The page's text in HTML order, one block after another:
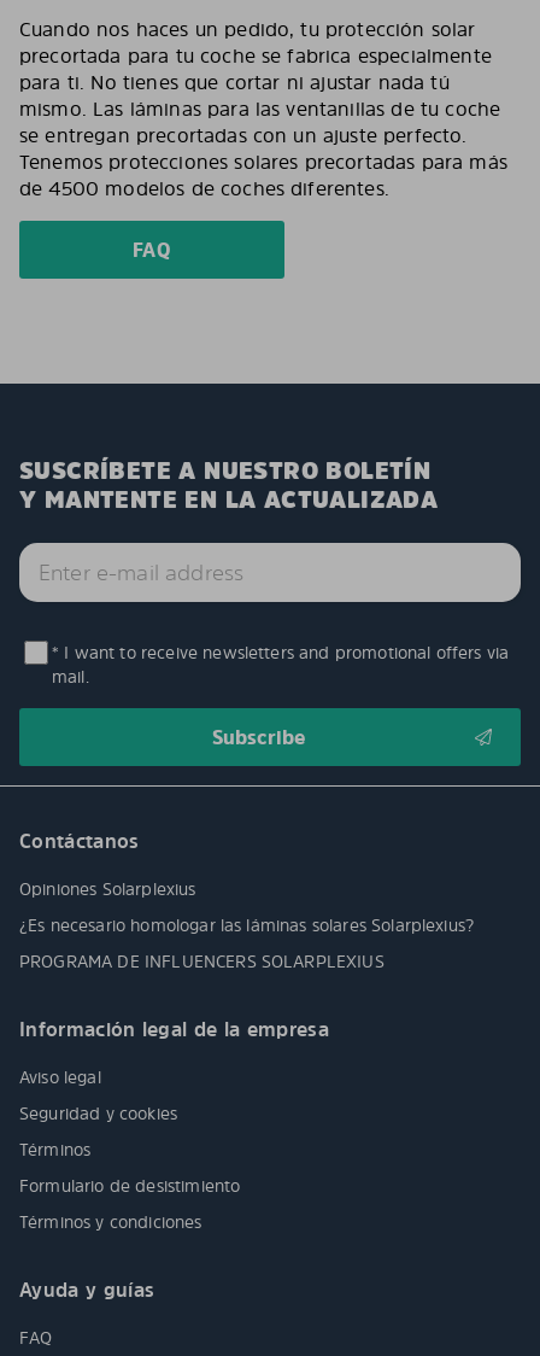
Cuando nos haces un pedido, tu protección solar
precortada para tu coche se fabrica especialmente
para ti. No tienes que cortar ni ajustar nada tú
mismo. Las láminas para las ventanillas de tu coche
se entregan precortadas con un ajuste perfecto.
Tenemos protecciones solares precortadas para más
de 4500 modelos de coches diferentes.
FAQ
SUSCRÍBETE A NUESTRO BOLETÍN
Y MANTENTE EN LA ACTUALIZADA
* I want to receive newsletters and promotional offers via
mail.
Contáctanos
Opiniones Solarplexius
¿Es necesario homologar las láminas solares Solarplexius?
PROGRAMA DE INFLUENCERS SOLARPLEXIUS
Información legal de la empresa
Aviso legal
Seguridad y cookies
Términos
Formulario de desistimiento
Términos y condiciones
Ayuda y guías
FAQ